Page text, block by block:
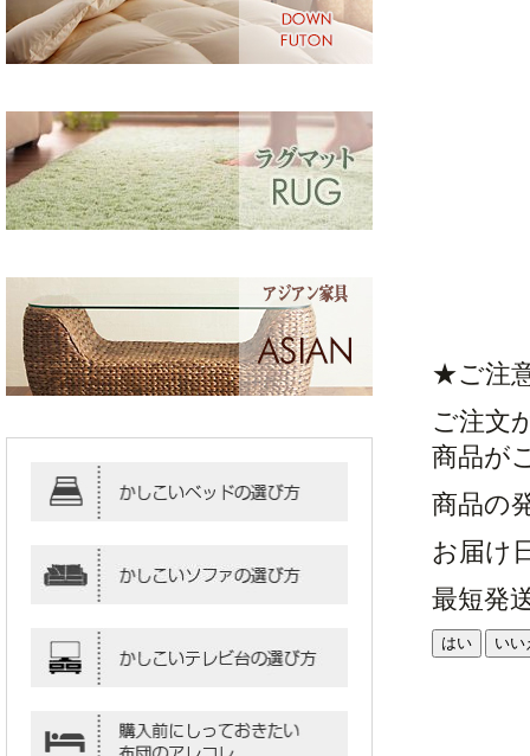
★ご注
ご注文
商品が
商品の
お届け
最短発
はい いい